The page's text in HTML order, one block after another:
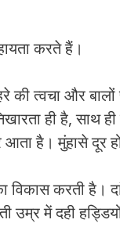
करते हैं।
की त्वचा और
ही है, साथ
है। मुंहासे दूर
विकास करती है।
उम्र में दही